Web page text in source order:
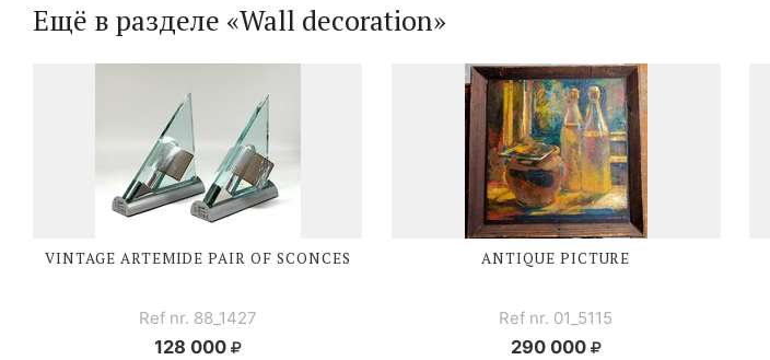
Ещё в разделе «Wall decoration»
VINTAGE ARTEMIDE PAIR OF SCONCES
Ref nr. 88_1427
128 000
ANTIQUE PICTURE
Ref nr. 01_5115
290 000